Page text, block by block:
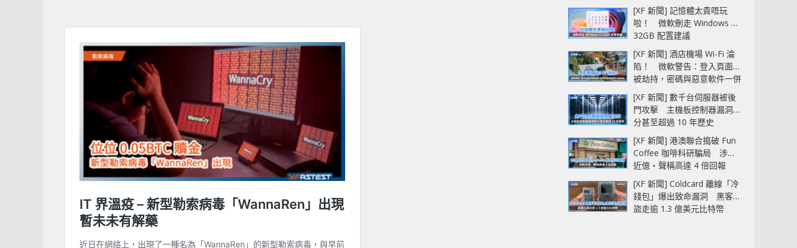
[XF 新聞] 記憶體太貴唔玩
啦！ 微軟刪走 Windows 11
32GB 配置建議
[XF 新聞] 酒店機場 Wi-Fi 淪
陷！ 微軟警告：登入頁面可
被劫持，密碼與惡意軟件一併
中招
[XF 新聞] 數千台伺服器被後
門攻擊 主機板控制器漏洞部
分甚至超過 10 年歷史
[XF 新聞] 港澳聯合搗破 Fun
Coffee 咖啡科研騙局 涉款
近億‧聲稱高達 4 倍回報
[XF 新聞] Coldcard 離線「冷
錢包」爆出致命漏洞 黑客已
盜走逾 1.3 億美元比特幣